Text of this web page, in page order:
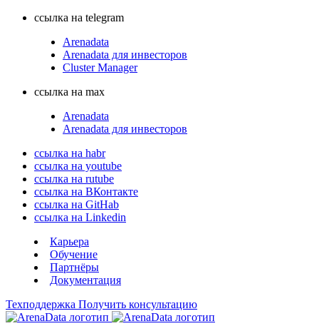
ссылка на telegram
Arenadata
Arenadata для инвесторов
Cluster Manager
ссылка на max
Arenadata
Arenadata для инвесторов
ссылка на habr
ссылка на youtube
ссылка на rutube
ссылка на ВКонтакте
ссылка на GitHab
ссылка на Linkedin
Карьера
Обучение
Партнёры
Документация
Техподдержка Получить консультацию